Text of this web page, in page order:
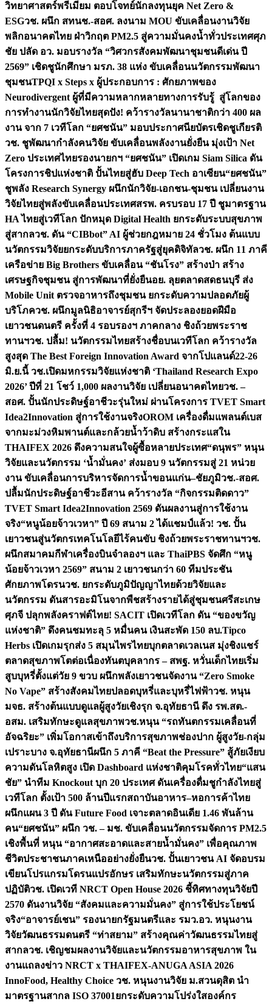
วิทยาศาสตร์พรีเมียม ตอบโจทย์นักลงทุนยุค Net Zero &
ESGวช. ผนึก สทนช.-สอศ. ลงนาม MOU ขับเคลื่อนงานวิจัย
พลิกอนาคตไทย ฝ่าวิกฤต PM2.5 สู่ความมั่นคงน้ำทั่วประเทศศุภ
ชัย ปลัด อว. มอบรางวัล “วิศวกรสังคมพัฒนาชุมชนดีเด่น ปี
2569” เชิดชูนักศึกษา มรภ. 38 แห่ง ขับเคลื่อนนวัตกรรมพัฒนา
ชุมชนTPQI x Steps x ผู้ประกอบการ : ศักยภาพของ
Neurodivergent ผู้ที่มีความหลากหลายทางการรับรู้ สู่โลกของ
การทำงานนักวิจัยไทยสุดปัง! คว้ารางวัลนานาชาติกว่า 400 ผล
งาน จาก 7 เวทีโลก “ยศชนัน” มอบประกาศนียบัตรเชิดชูเกียรติ
วช. ชูพัฒนากำลังคนวิจัย ขับเคลื่อนพลังงานยั่งยืน มุ่งเป้า Net
Zero ประเทศไทยรองนายกฯ “ยศชนัน” เปิดเกม Siam Silica ดัน
โครงการชิปแห่งชาติ ปั้นไทยสู่ฮับ Deep Tech อาเซียน“ยศชนัน”
ชูพลัง Research Synergy ผนึกนักวิจัย-เอกชน-ชุมชน เปลี่ยนงาน
วิจัยไทยสู่พลังขับเคลื่อนประเทศสรพ. ครบรอบ 17 ปี ชูมาตรฐาน
HA ไทยสู่เวทีโลก ปักหมุด Digital Health ยกระดับระบบสุขภาพ
สู่สากลวช. ดัน “CIBbot” AI ผู้ช่วยกฎหมาย 24 ชั่วโมง ต้นแบบ
นวัตกรรมวิจัยยกระดับบริการภาครัฐสู่ยุคดิจิทัลวช. ผนึก 11 ภาคี
เครือข่าย Big Brothers ขับเคลื่อน “ชันโรง” สร้างป่า สร้าง
เศรษฐกิจชุมชน สู่การพัฒนาที่ยั่งยืนอย. ลุยตลาดสดธนบุรี ส่ง
Mobile Unit ตรวจอาหารถึงชุมชน ยกระดับความปลอดภัยผู้
บริโภควช. ผนึกมูลนิธิอาจารย์สุกรีฯ จัดประลองยอดฝีมือ
เยาวชนดนตรี ครั้งที่ 4 รอบรองฯ ภาคกลาง ชิงถ้วยพระราช
ทานฯวช. ปลื้ม! นวัตกรรมไทยสร้างชื่อบนเวทีโลก คว้ารางวัล
สูงสุด The Best Foreign Innovation Award จากโปแลนด์22-26
มิ.ย.นี้ วช.เปิดมหกรรมวิจัยแห่งชาติ ‘Thailand Research Expo
2026’ ปีที่ 21 โชว์ 1,000 ผลงานวิจัย เปลี่ยนอนาคตไทยวช. –
สอศ. ปั้นนักประดิษฐ์อาชีวะรุ่นใหม่ ผ่านโครงการ TVET Smart
Idea2Innovation สู่การใช้งานจริงOROM เครื่องดื่มแพลนต์เบส
จากมะม่วงหิมพานต์และกล้วยน้ำว้าดิบ สร้างกระแสใน
THAIFEX 2026 ดึงความสนใจผู้ซื้อหลายประเทศ“ดนุพร” หนุน
วิจัยและนวัตกรรม ‘น้ำมั่นคง’ ส่งมอบ 9 นวัตกรรมสู่ 21 หน่วย
งาน ขับเคลื่อนการบริหารจัดการน้ำขอนแก่น–ชัยภูมิวช.-สอศ.
ปลื้มนักประดิษฐ์อาชีวะอีสาน คว้ารางวัล “กิจกรรมติดดาว”
TVET Smart Idea2Innovation 2569 ดันผลงานสู่การใช้งาน
จริง“หนูน้อยจ้าวเวหา” ปี 69 สนาม 2 ได้แชมป์แล้ว! วช. ปั้น
เยาวชนสู่นวัตกรเทคโนโลยีไร้คนขับ ชิงถ้วยพระราชทานฯวช.
ผนึกสมาคมกีฬาเครื่องบินจำลองฯ และ ThaiPBS จัดศึก “หนู
น้อยจ้าวเวหา 2569” สนาม 2 เยาวชนกว่า 60 ทีมประชัน
ศักยภาพโดรนวช. ยกระดับภูมิปัญญาไทยด้วยวิจัยและ
นวัตกรรม ดันสารอะมิโนจากพืชสร้างรายได้สู่ชุมชนศรีสะเกษ
ศุภจี ปลุกพลังคราฟต์ไทย! SACIT เปิดเวทีโลก ดัน “ของขวัญ
แห่งชาติ” ดึงคนชมทะลุ 5 หมื่นคน เงินสะพัด 150 ลบ.Tipco
Herbs เปิดเกมรุกส่ง 5 สมุนไพรไทยบุกตลาดเวลเนส มุ่งชิงแชร์
ตลาดสุขภาพโตต่อเนื่องทันตบุคลากร – สพฐ. หวั่นเด็กไทยเริ่ม
สูบบุหรี่ตั้งแต่วัย 9 ขวบ ผนึกพลังเยาวชนจัดงาน “Zero Smoke
No Vape” สร้างสังคมไทยปลอดบุหรี่และบุหรี่ไฟฟ้าวช. หนุน
มจธ. สร้างต้นแบบดูแลผู้สูงวัยเชิงรุก จ.อุทัยธานี ดึง รพ.สต.-
อสม. เสริมทักษะดูแลสุขภาพวช.หนุน “รถทันตกรรมเคลื่อนที่
อัจฉริยะ” เพิ่มโอกาสเข้าถึงบริการสุขภาพช่องปาก ผู้สูงวัย-กลุ่ม
เปราะบาง จ.อุทัยธานีผนึก 5 ภาคี “Beat the Pressure” สู้ภัยเงียบ
ความดันโลหิตสูง เปิด Dashboard แห่งชาติคุมโรคทั่วไทย“แสน
ชัย” นำทีม Knockout บุก 20 ประเทศ ดันเครื่องดื่มชูกำลังไทยสู่
เวทีโลก ตั้งเป้า 500 ล้านปีแรกสถาบันอาหาร–หอการค้าไทย
ผนึกแผน 3 ปี ดัน Future Food เจาะตลาดอินเดีย 1.46 พันล้าน
คน“ยศชนัน” ผนึก วช. – มช. ขับเคลื่อนนวัตกรรมจัดการ PM2.5
เชิงพื้นที่ หนุน “อากาศสะอาดและสายน้ำมั่นคง” เพื่อคุณภาพ
ชีวิตประชาชนภาคเหนืออย่างยั่งยืนวช. ปั้นเยาวชน AI จัดอบรม
เขียนโปรแกรมโดรนแปรอักษร เสริมทักษะนวัตกรรมสู่ภาค
ปฏิบัติวช. เปิดเวที NRCT Open House 2026 ชี้ทิศทางทุนวิจัยปี
2570 ดันงานวิจัย “สังคมและความมั่นคง” สู่การใช้ประโยชน์
จริง“อาจารย์เชน” รองนายกรัฐมนตรีและ รมว.อว. หนุนงาน
วิจัยวัฒนธรรมดนตรี “ท่าสยาม” สร้างคุณค่าวัฒนธรรมไทยสู่
สากลวช. เชิญชมผลงานวิจัยและนวัตกรรมอาหารสุขภาพ ใน
งานแถลงข่าว NRCT x THAIFEX-ANUGA ASIA 2026
InnoFood, Healthy Choice วช. หนุนงานวิจัย ม.สวนดุสิต นำ
มาตรฐานสากล ISO 37001ยกระดับความโปร่งใสองค์กร